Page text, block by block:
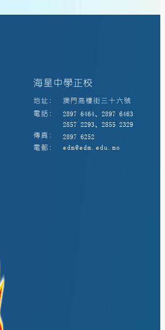
海星中學正校
地址:
澳門高樓街三十六號
電話:
2897 6464、2897 6463
2857 2293、2855 2329
傳真:
2897 6252
電郵:
edm@edm.edu.mo